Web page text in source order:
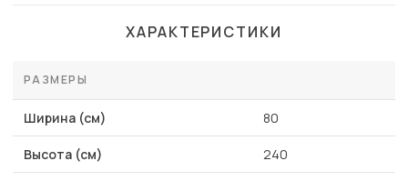
ХАРАКТЕРИСТИКИ
РАЗМЕРЫ
Ширина (см) 80
Высота (см) 240